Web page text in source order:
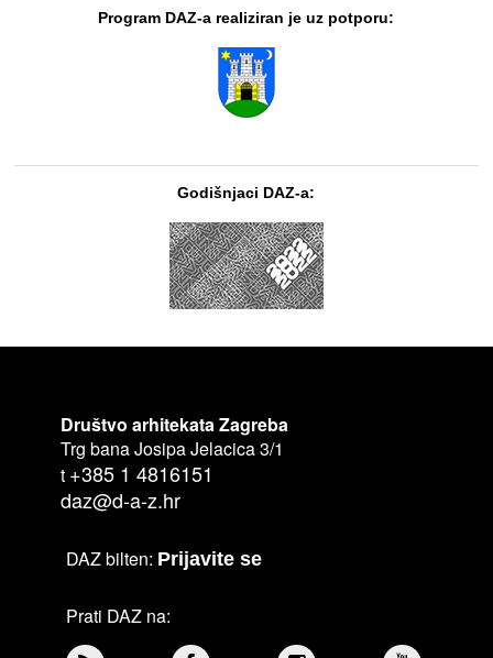
Program DAZ-a realiziran je uz potporu:
Godišnjaci DAZ-a:
Društvo arhitekata Zagreba
Trg bana Josipa Jelacica 3/1
t +385 1 4816151
daz@d-a-z.hr
DAZ bilten: Prijavite se
Prati DAZ na: